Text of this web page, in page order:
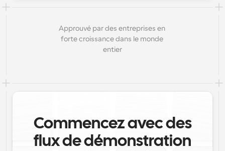
Approuvé par des entreprises en
forte croissance dans le monde
entier
Commencez avec des
flux de démonstration